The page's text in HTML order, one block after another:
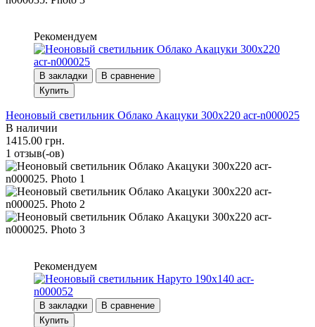
Рекомендуем
В закладки
В сравнение
Купить
Неоновый светильник Облако Акацуки 300х220 acr-n000025
В наличии
1415.00 грн.
1 отзыв(-ов)
Рекомендуем
В закладки
В сравнение
Купить